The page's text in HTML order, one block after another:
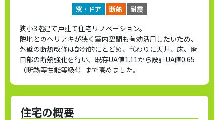
窓・ドア 断熱 耐震
狭小3階建て戸建て住宅リノベーション。
隣地とのヘリアキが狭く室内空間も有効活用したいため、
外壁の断熱改修は部分的にとどめ、代わりに天井、床、開
口部の断熱強化を行い、既存UA値1.11から設計UA値0.65
（断熱等性能等級4）まで高めました。
住宅の概要